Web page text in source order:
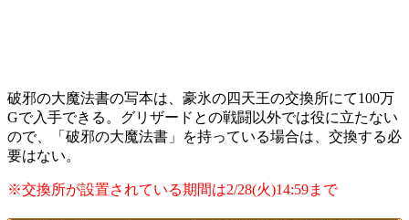
破邪の大魔法書の写本は、豪氷の四天王の交換所にて100万
Gで入手できる。グリザードとの戦闘以外では役に立たない
ので、「破邪の大魔法書」を持っている場合は、交換する必
要はない。
※交換所が設置されている期間は2/28(火)14:59まで